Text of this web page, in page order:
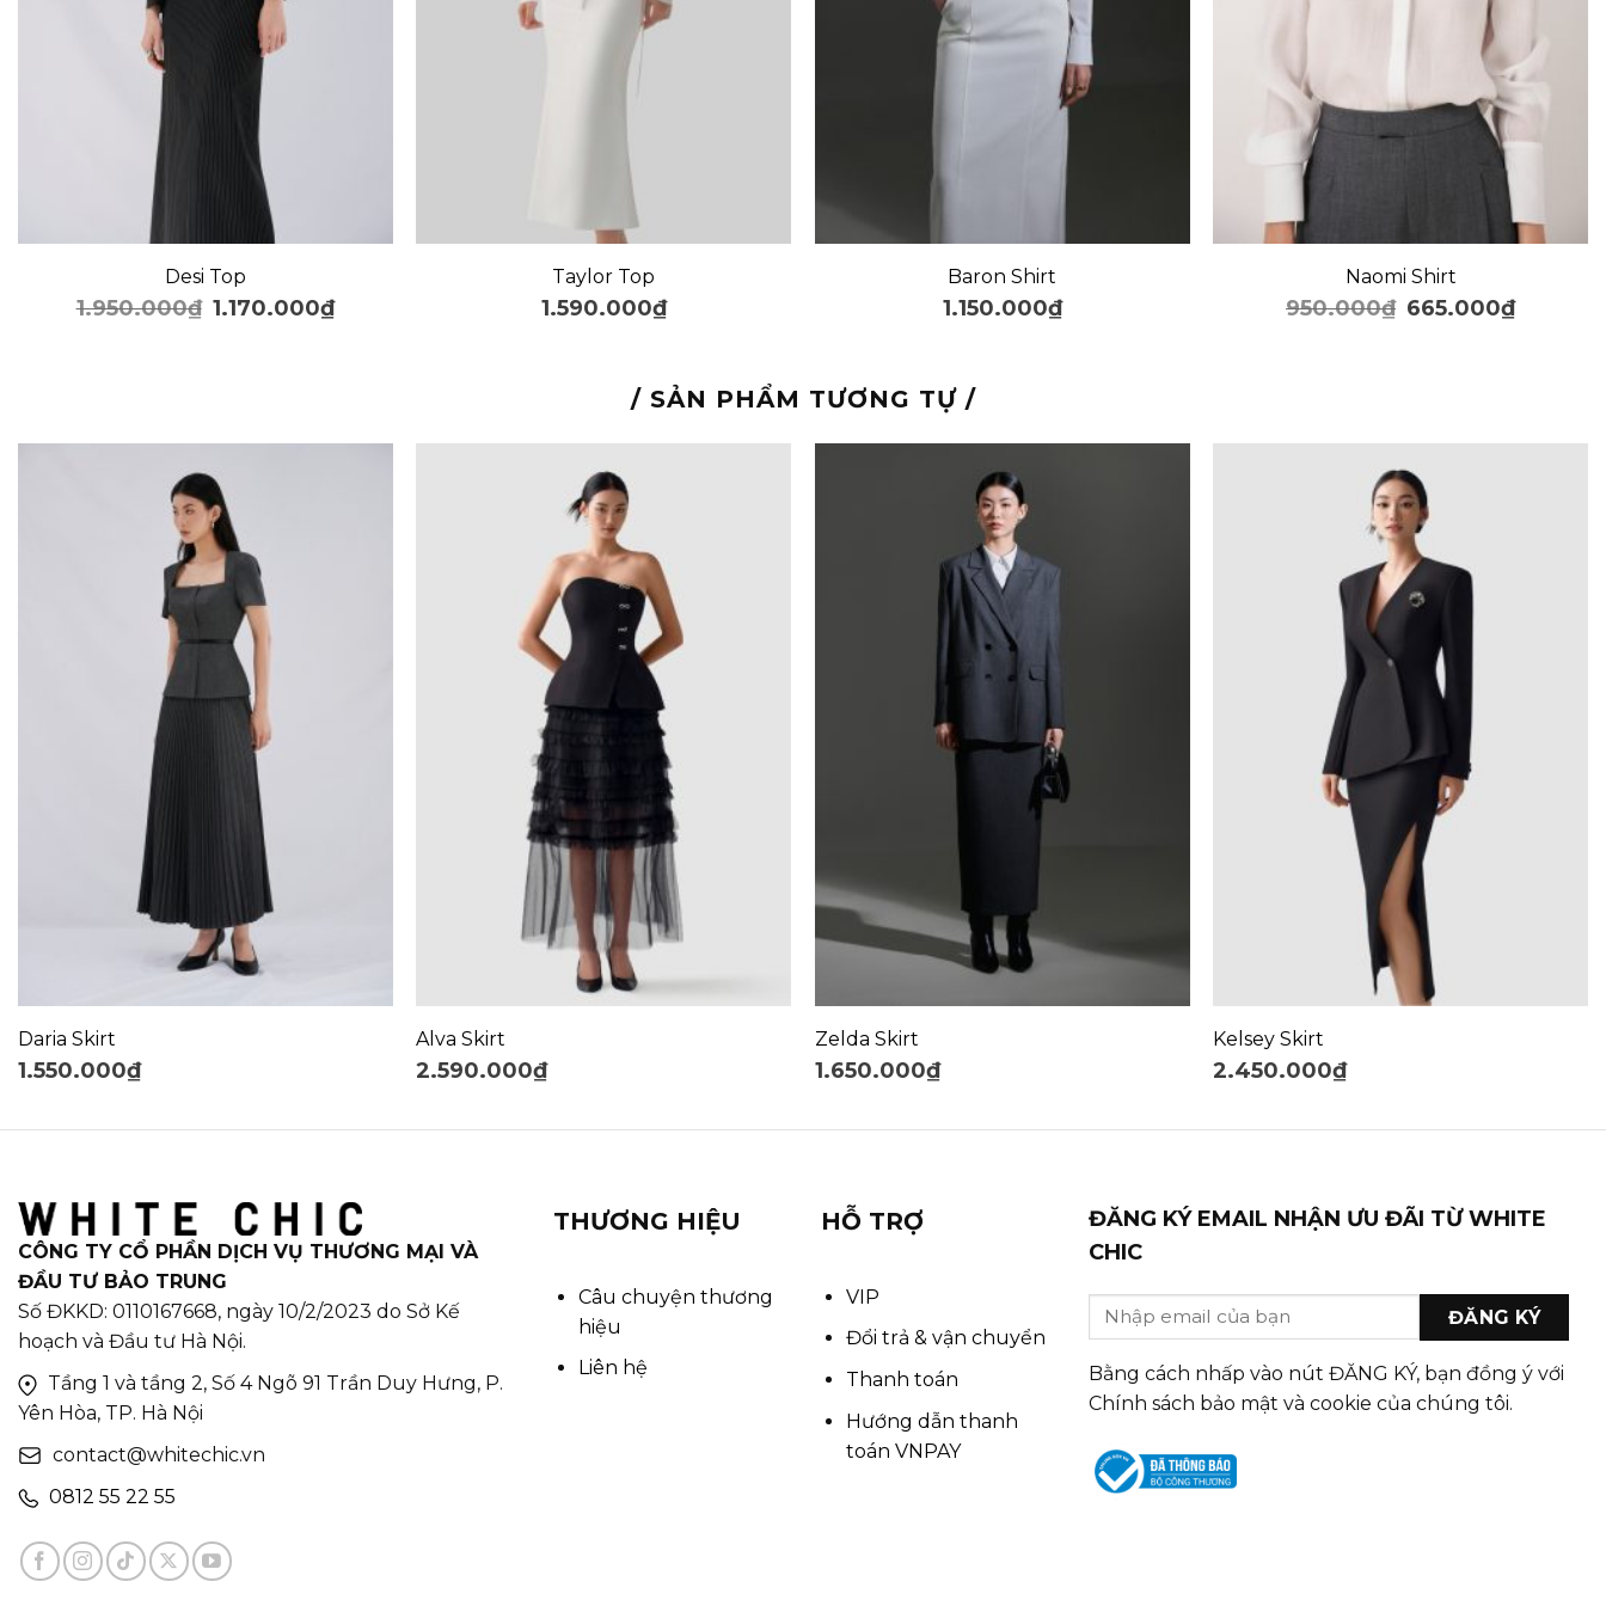
Desi Top
1.950.000₫ 1.170.000₫
Taylor Top
1.590.000₫
Baron Shirt
1.150.000₫
Naomi Shirt
950.000₫ 665.000₫
/ SẢN PHẨM TƯƠNG TỰ /
Daria Skirt
1.550.000₫
Alva Skirt
2.590.000₫
Zelda Skirt
1.650.000₫
Kelsey Skirt
2.450.000₫
CÔNG TY CỔ PHẦN DỊCH VỤ THƯƠNG MẠI VÀ
ĐẦU TƯ BẢO TRUNG
Số ĐKKD: 0110167668, ngày 10/2/2023 do Sở Kế
hoạch và Đầu tư Hà Nội.
Tầng 1 và tầng 2, Số 4 Ngõ 91 Trần Duy Hưng, P.
Yên Hòa, TP. Hà Nội
contact@whitechic.vn
0812 55 22 55
THƯƠNG HIỆU
Câu chuyện thương
hiệu
Liên hệ
HỖ TRỢ
VIP
Đổi trả & vận chuyển
Thanh toán
Hướng dẫn thanh
toán VNPAY
ĐĂNG KÝ EMAIL NHẬN ƯU ĐÃI TỪ WHITE
CHIC
Bằng cách nhấp vào nút ĐĂNG KÝ, bạn đồng ý với
Chính sách bảo mật và cookie của chúng tôi.